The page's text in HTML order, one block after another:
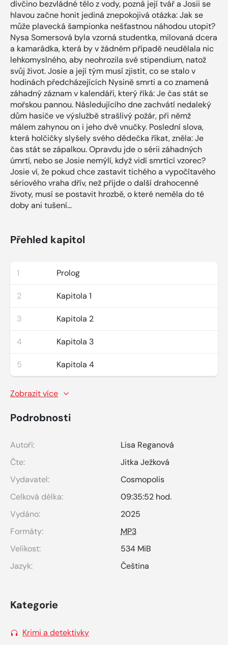
dívčino bezvládné tělo z vody, pozná její tvář a Josii se
hlavou začne honit jediná znepokojivá otázka: Jak se
může plavecká šampionka nešťastnou náhodou utopit?
Nysa Somersová byla vzorná studentka, milovaná dcera
a kamarádka, která by v žádném případě neudělala nic
lehkomyslného, aby neohrozila své stipendium, natož
svůj život. Josie a její tým musí zjistit, co se stalo v
hodinách předcházejících Nysině smrti a co znamená
záhadný záznam v kalendáři, který říká: Je čas stát se
mořskou pannou. Následujícího dne zachvátí nedaleký
dům hasiče ve výslužbě strašlivý požár, při němž
málem zahynou on i jeho dvě vnučky. Poslední slova,
která holčičky slyšely svého dědečka říkat, zněla: Je
čas stát se zápalkou. Opravdu jde o sérii záhadných
úmrtí, nebo se Josie nemýlí, když vidí smrtící vzorec?
Josie ví, že pokud chce zastavit tichého a vypočítavého
sériového vraha dřív, než přijde o další drahocenné
životy, musí se postavit hrozbě, o které neměla do té
doby ani tušení…
Přehled kapitol
1 Prolog
2 Kapitola 1
3 Kapitola 2
4 Kapitola 3
5 Kapitola 4
Zobrazit více
Podrobnosti
Autoři:
Lisa Reganová
Čte:
Jitka Ježková
Vydavatel:
Cosmopolis
Celková délka:
09:35:52 hod.
Vydáno:
2025
Formáty:
MP3
Velikost:
534 MiB
Jazyk:
Čeština
Kategorie
Krimi a detektivky